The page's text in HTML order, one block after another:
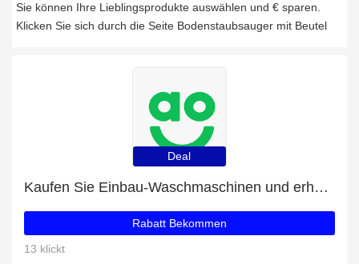
Sie können Ihre Lieblingsprodukte auswählen und € sparen.
Klicken Sie sich durch die Seite Bodenstaubsauger mit Beutel
Deal
Kaufen Sie Einbau-Waschmaschinen und erhalten Sie bis zu 58% Rabatt
Rabatt Bekommen
13 klickt